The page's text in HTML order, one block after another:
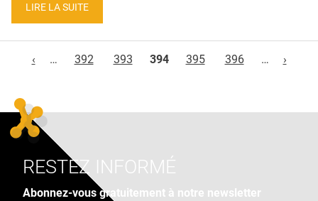
LIRE LA SUITE
‹
… 392 393 394 395 396 … ›
RESTEZ INFORMÉ
Abonnez-vous gratuitement à notre newsletter